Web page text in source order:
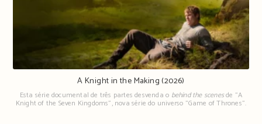
A Knight in the Making (2026)
Esta série documental de três partes desvenda o behind the scenesde "A
Knight of the Seven Kingdoms", nova série do universo "Game of Thrones".